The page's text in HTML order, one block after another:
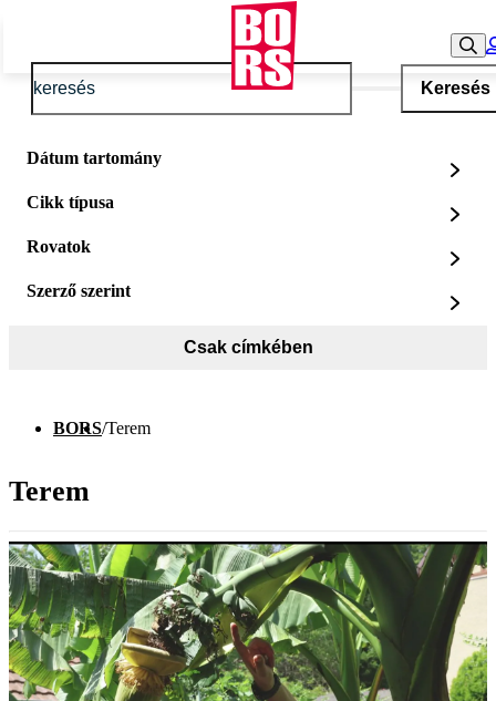
Keresés
Dátum tartomány
Cikk típusa
Rovatok
Szerző szerint
Csak címkében
BORS/Terem
Terem